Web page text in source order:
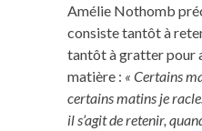
Amélie Nothomb
consiste tantôt à
tantôt à gratter pour
matière : « Certains
certains matins je
il s’agit de retenir,